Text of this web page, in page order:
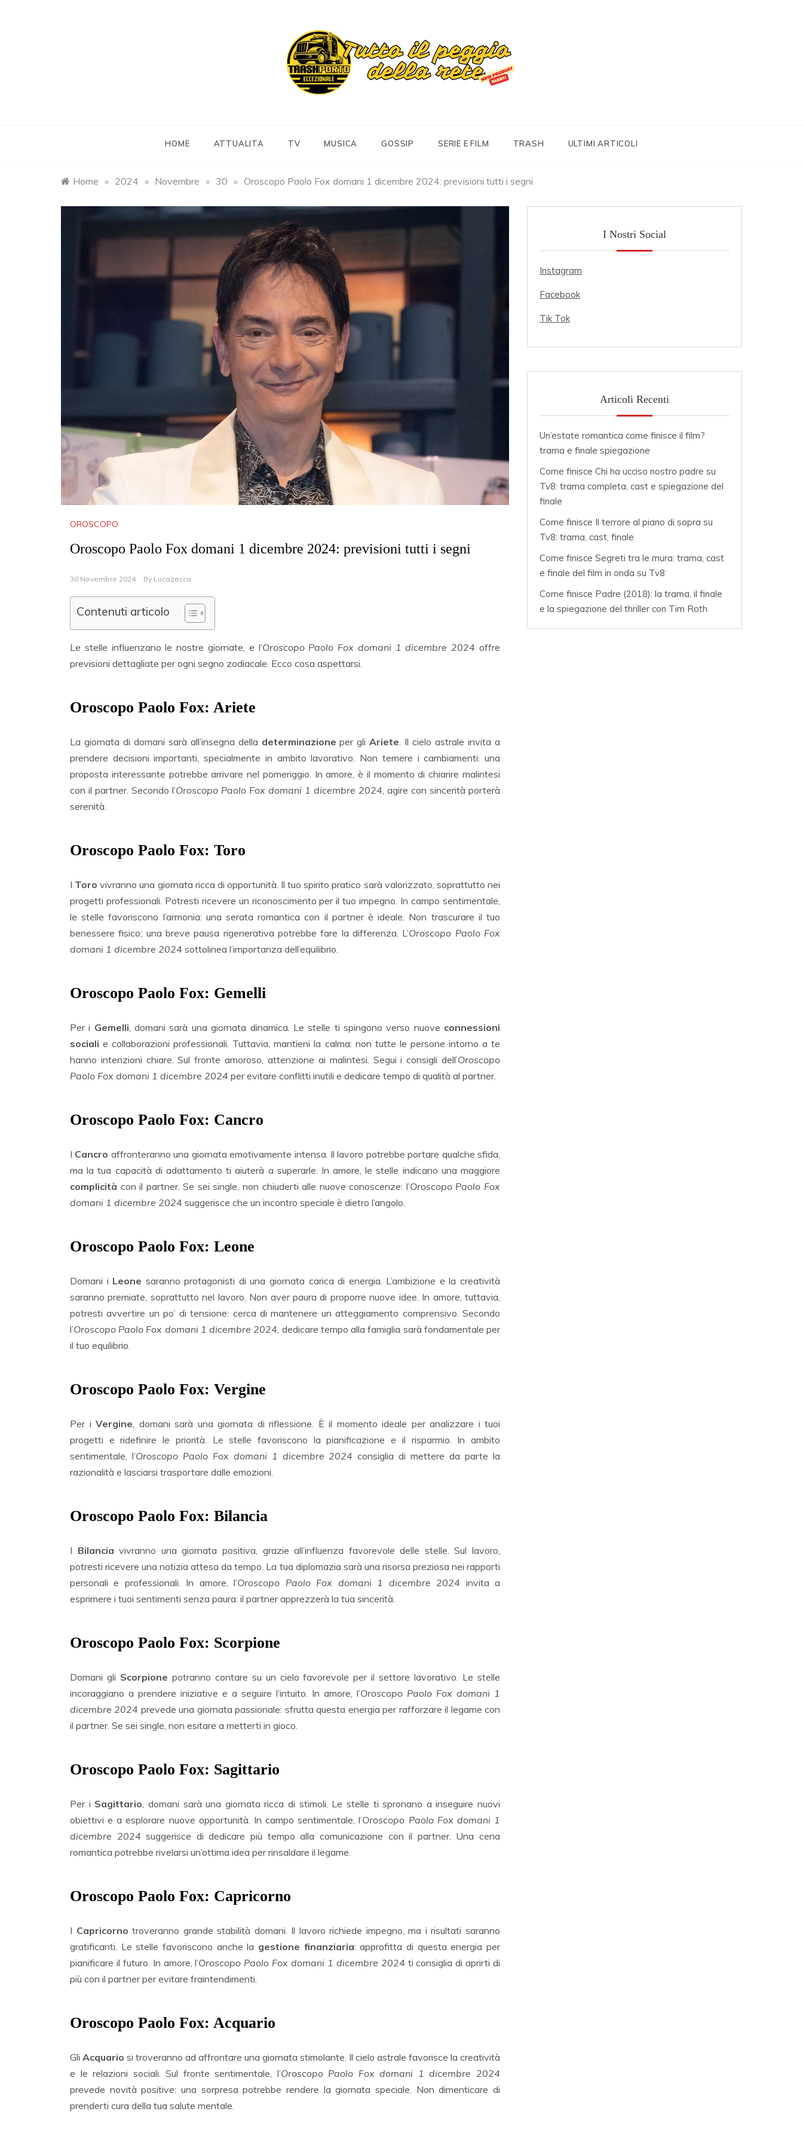
HOME ATTUALITA TV MUSICA GOSSIP SERIE E FILM TRASH ULTIMI ARTICOLI
Home » 2024 » Novembre » 30 » Oroscopo Paolo Fox domani 1 dicembre 2024: previsioni tutti i segni
OROSCOPO
Oroscopo Paolo Fox domani 1 dicembre 2024: previsioni tutti i segni
30 Novembre 2024 By Lucazecca
Contenuti articolo
Le stelle influenzano le nostre giornate, e l’Oroscopo Paolo Fox domani 1 dicembre 2024 offre
previsioni dettagliate per ogni segno zodiacale. Ecco cosa aspettarsi.
Oroscopo Paolo Fox: Ariete
La giornata di domani sarà all’insegna della determinazione per gliAriete . Il cielo astrale invita a
prendere decisioni importanti, specialmente in ambito lavorativo. Non temere i cambiamenti: una
proposta interessante potrebbe arrivare nel pomeriggio. In amore, è il momento di chiarire malintesi
con il partner. Secondo l’Oroscopo Paolo Fox domani 1 dicembre 2024 , agire con sincerità porterà
serenità.
Oroscopo Paolo Fox: Toro
I Toro vivranno una giornata ricca di opportunità. Il tuo spirito pratico sarà valorizzato, soprattutto nei
progetti professionali. Potresti ricevere un riconoscimento per il tuo impegno. In campo sentimentale,
le stelle favoriscono l’armonia: una serata romantica con il partner è ideale. Non trascurare il tuo
benessere fisico; una breve pausa rigenerativa potrebbe fare la differenza. L’Oroscopo Paolo Fox
domani 1 dicembre 2024 sottolinea l’importanza dell’equilibrio.
Oroscopo Paolo Fox: Gemelli
Per i Gemelli , domani sarà una giornata dinamica. Le stelle ti spingono verso nuove connessioni
sociali e collaborazioni professionali. Tuttavia, mantieni la calma: non tutte le persone intorno a te
hanno intenzioni chiare. Sul fronte amoroso, attenzione ai malintesi. Segui i consigli dell’Oroscopo
Paolo Fox domani 1 dicembre 2024 per evitare conflitti inutili e dedicare tempo di qualità al partner.
Oroscopo Paolo Fox: Cancro
I Cancro affronteranno una giornata emotivamente intensa. Il lavoro potrebbe portare qualche sfida,
ma la tua capacità di adattamento ti aiuterà a superarle. In amore, le stelle indicano una maggiore
complicità con il partner. Se sei single, non chiuderti alle nuove conoscenze: l’Oroscopo Paolo Fox
domani 1 dicembre 2024 suggerisce che un incontro speciale è dietro l’angolo.
Oroscopo Paolo Fox: Leone
Domani i Leone saranno protagonisti di una giornata carica di energia. L’ambizione e la creatività
saranno premiate, soprattutto nel lavoro. Non aver paura di proporre nuove idee. In amore, tuttavia,
potresti avvertire un po’ di tensione: cerca di mantenere un atteggiamento comprensivo. Secondo
l’Oroscopo Paolo Fox domani 1 dicembre 2024 , dedicare tempo alla famiglia sarà fondamentale per
il tuo equilibrio.
Oroscopo Paolo Fox: Vergine
Per i Vergine , domani sarà una giornata di riflessione. È il momento ideale per analizzare i tuoi
progetti e ridefinire le priorità. Le stelle favoriscono la pianificazione e il risparmio. In ambito
sentimentale, l’Oroscopo Paolo Fox domani 1 dicembre 2024 consiglia di mettere da parte la
razionalità e lasciarsi trasportare dalle emozioni.
Oroscopo Paolo Fox: Bilancia
I Bilancia vivranno una giornata positiva, grazie all’influenza favorevole delle stelle. Sul lavoro,
potresti ricevere una notizia attesa da tempo. La tua diplomazia sarà una risorsa preziosa nei rapporti
personali e professionali. In amore, l’Oroscopo Paolo Fox domani 1 dicembre 2024 invita a
esprimere i tuoi sentimenti senza paura: il partner apprezzerà la tua sincerità.
Oroscopo Paolo Fox: Scorpione
Domani gli Scorpione potranno contare su un cielo favorevole per il settore lavorativo. Le stelle
incoraggiano a prendere iniziative e a seguire l’intuito. In amore, l’Oroscopo Paolo Fox domani 1
dicembre 2024 prevede una giornata passionale: sfrutta questa energia per rafforzare il legame con
il partner. Se sei single, non esitare a metterti in gioco.
Oroscopo Paolo Fox: Sagittario
Per i Sagittario , domani sarà una giornata ricca di stimoli. Le stelle ti spronano a inseguire nuovi
obiettivi e a esplorare nuove opportunità. In campo sentimentale, l’Oroscopo Paolo Fox domani 1
dicembre 2024 suggerisce di dedicare più tempo alla comunicazione con il partner. Una cena
romantica potrebbe rivelarsi un’ottima idea per rinsaldare il legame.
Oroscopo Paolo Fox: Capricorno
I Capricorno troveranno grande stabilità domani. Il lavoro richiede impegno, ma i risultati saranno
gratificanti. Le stelle favoriscono anche la gestione finanziaria: approfitta di questa energia per
pianificare il futuro. In amore, l’Oroscopo Paolo Fox domani 1 dicembre 2024 ti consiglia di aprirti di
più con il partner per evitare fraintendimenti.
Oroscopo Paolo Fox: Acquario
Gli Acquario si troveranno ad affrontare una giornata stimolante. Il cielo astrale favorisce la creatività
e le relazioni sociali. Sul fronte sentimentale, l’Oroscopo Paolo Fox domani 1 dicembre 2024
prevede novità positive: una sorpresa potrebbe rendere la giornata speciale. Non dimenticare di
prenderti cura della tua salute mentale.
I Nostri Social
Instagram
Facebook
Tik Tok
Articoli Recenti
Un’estate romantica come finisce il film?
trama e finale spiegazione
Come finisce Chi ha ucciso nostro padre su
Tv8: trama completa, cast e spiegazione del
finale
Come finisce Il terrore al piano di sopra su
Tv8: trama, cast, finale
Come finisce Segreti tra le mura: trama, cast
e finale del film in onda su Tv8
Come finisce Padre (2018): la trama, il finale
e la spiegazione del thriller con Tim Roth